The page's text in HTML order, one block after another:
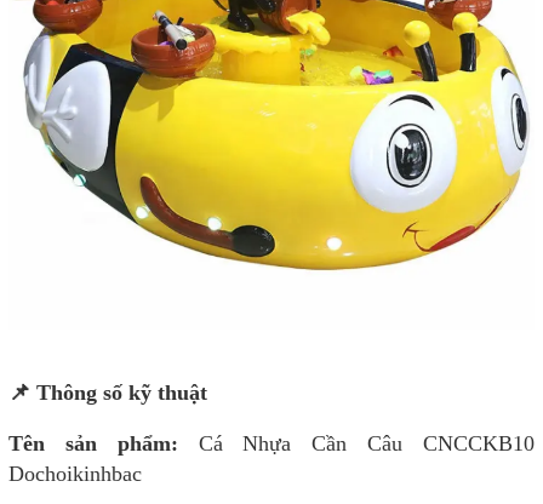
📌 Thông số kỹ thuật
Tên sản phẩm: Cá Nhựa Cần Câu CNCCKB10
Dochoikinhbac